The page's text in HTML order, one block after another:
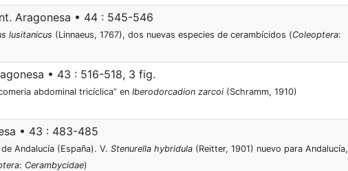
Aragonesa • 44 : 545-546
lusitanicus (Linnaeus, 1767), dos nuevas especies de cerambícidos (Coleoptera:
• 43 : 516-518, 3 fig.
abdominal tricíclica” en Iberodorcadion zarcoi (Schramm, 1910)
• 43 : 483-485
Andalucía (España). V. Stenurella hybridula (Reitter, 1901) nuevo para Andalucía,
: Cerambycidae)